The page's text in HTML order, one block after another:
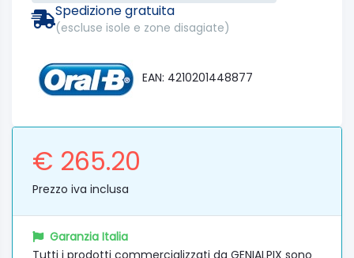
Spedizione gratuita
(escluse isole e zone disagiate)
EAN: 4210201448877
€ 265.20
Prezzo iva inclusa
Garanzia Italia
Tutti i prodotti commercializzati da GENIALPIX sono